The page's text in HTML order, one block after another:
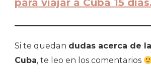
para viajar a Cuba 15
Si te quedan dudas acerca de
Cuba, te leo en los comentarios